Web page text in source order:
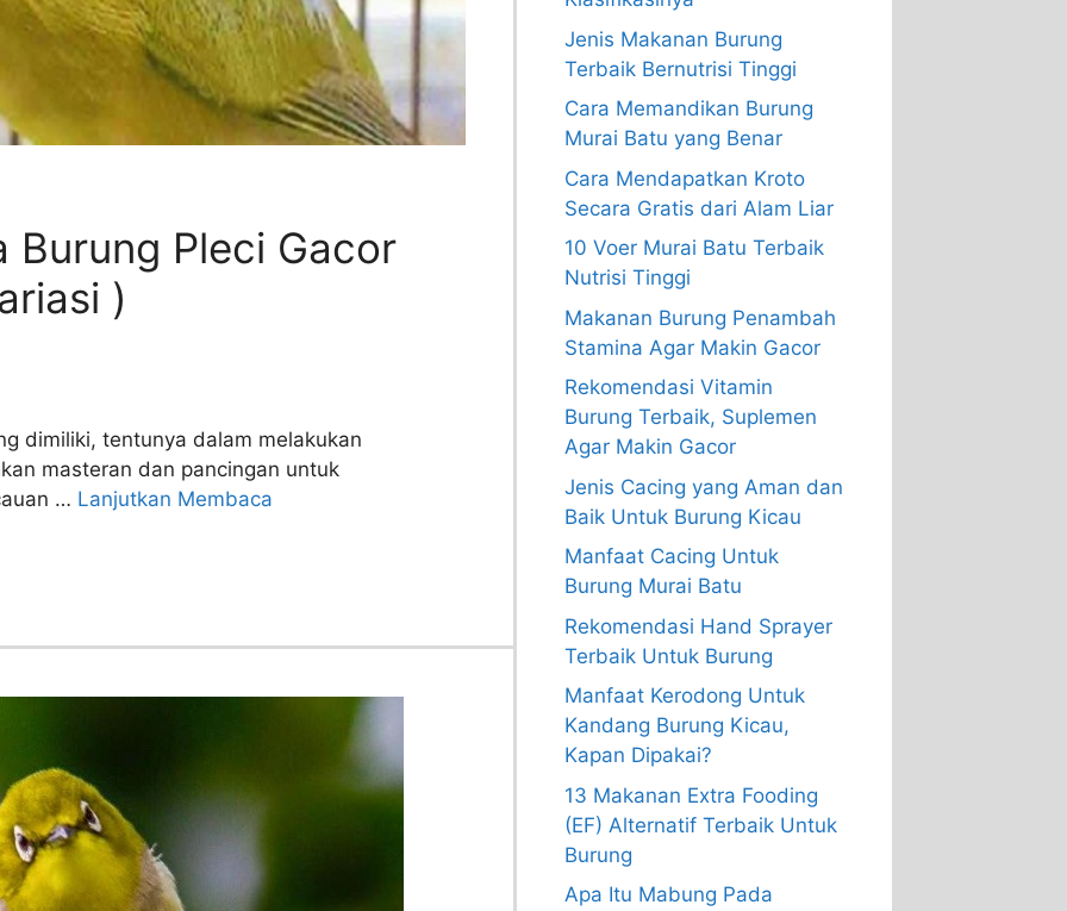
Burung Pleci Gacor
)
dimiliki, tentunya dalam melakukan
masteran dan pancingan untuk
… Lanjutkan Membaca
Jenis Makanan Burung
Terbaik Bernutrisi Tinggi
Cara Memandikan Burung
Murai Batu yang Benar
Cara Mendapatkan Kroto
Secara Gratis dari Alam Liar
10 Voer Murai Batu Terbaik
Nutrisi Tinggi
Makanan Burung Penambah
Stamina Agar Makin Gacor
Rekomendasi Vitamin
Burung Terbaik, Suplemen
Agar Makin Gacor
Jenis Cacing yang Aman dan
Baik Untuk Burung Kicau
Manfaat Cacing Untuk
Burung Murai Batu
Rekomendasi Hand Sprayer
Terbaik Untuk Burung
Manfaat Kerodong Untuk
Kandang Burung Kicau,
Kapan Dipakai?
13 Makanan Extra Fooding
(EF) Alternatif Terbaik Untuk
Burung
Apa Itu Mabung Pada